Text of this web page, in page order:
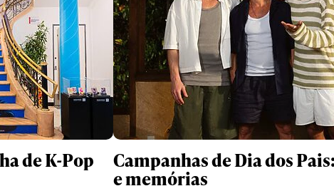
de K-Pop Campanhas de Dia dos
e memórias